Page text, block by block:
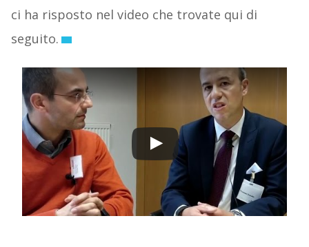
ci ha risposto nel video che trovate qui di
seguito.